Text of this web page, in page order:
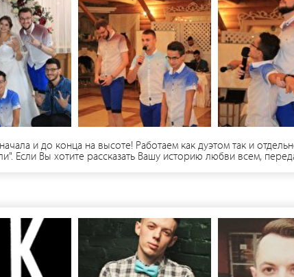
и до конца на высоте! Работаем как дуэтом так и
Если Вы хотите рассказать Вашу историю любви всем,